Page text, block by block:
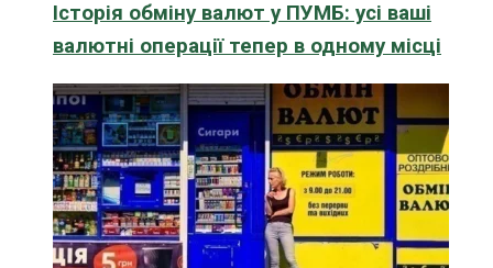
Історія обміну валют у ПУМБ: усі ваші
валютні операції тепер в одному місці